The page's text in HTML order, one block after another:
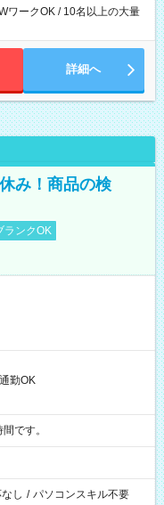
ワークOK / 10名以上の大量
詳細へ
み！商品の検
ランクOK
勤OK
時間です。
し / パソコンスキル不要